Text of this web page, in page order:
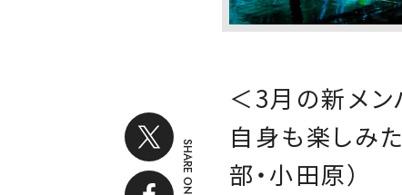
SHARE ON
＜3月の新メ
自身も楽しみ
部・小田原）